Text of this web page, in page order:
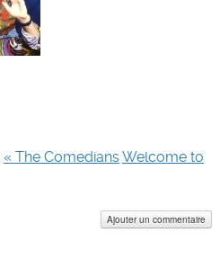
« The ComediansWelcome to
Ajouter un commentaire